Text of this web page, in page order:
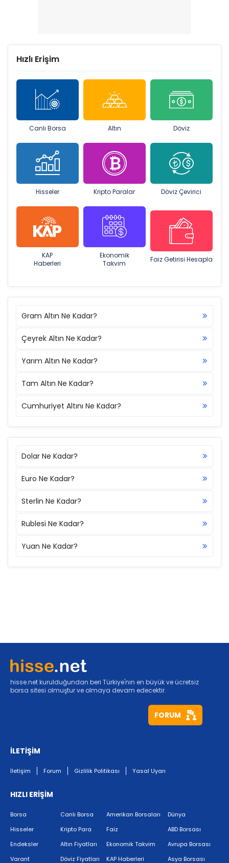
Hızlı Erişim
Canlı Borsa Altın Döviz
Hisseler Kripto Paralar Döviz Çevirici
KAP
Haberleri
Ekonomik
Takvim
Faiz Getirisi Hesapla
Gram Altın Ne Kadar?
Çeyrek Altın Ne Kadar?
Yarım Altın Ne Kadar?
Tam Altın Ne Kadar?
Cumhuriyet Altını Ne Kadar?
Dolar Ne Kadar?
Euro Ne Kadar?
Sterlin Ne Kadar?
Rublesi Ne Kadar?
Yuan Ne Kadar?
hisse.net kurulduğundan beri Türkiye'nin en büyük ve ücretsiz
borsa sitesi olmuştur ve olmaya devam edecektir.
FORUM
İLETİŞİM
İletişim Forum Gizlilik Politikası Yasal Uyarı
HIZLI ERİŞİM
Borsa
Hisseler
Endeksler
Varant
Canlı Borsa
Kripto Para
Altın Fiyatları
Döviz Fiyatları
Amerikan Borsaları
Faiz
Ekonomik Takvim
KAP Haberleri
Dünya
ABD Borsası
Avrupa Borsası
Asya Borsası